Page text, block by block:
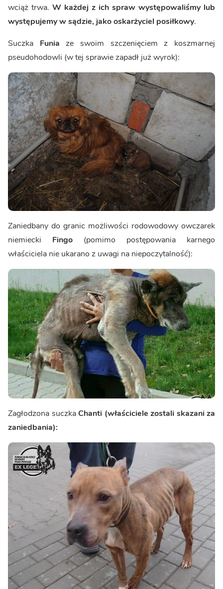
wciąż trwa. W każdej z ich spraw występowaliśmy lub
występujemy w sądzie, jako oskarżyciel posiłkowy.
Suczka Funia ze swoim szczenięciem z koszmarnej
pseudohodowli (w tej sprawie zapadł już wyrok):
Zaniedbany do granic możliwości rodowodowy owczarek
niemiecki Fingo (pomimo postępowania karnego
właściciela nie ukarano z uwagi na niepoczytalność):
Zagłodzona suczkaChanti (właściciele zostali skazani za
zaniedbania):